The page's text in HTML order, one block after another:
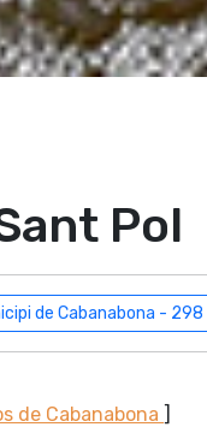
Pol
de Cabanabona - 298
de Cabanabona ]